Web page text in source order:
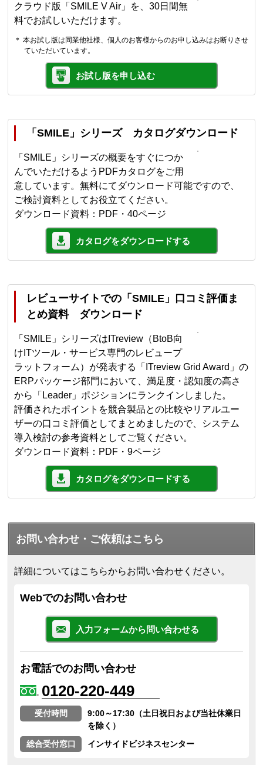
クラウド版「SMILE V Air」を、30日間無
料でお試しいただけます。
＊ 本お試し版は同業他社様、個人のお客様からのお申し込みはお断りさせ
ていただいています。
お試し版を申し込む
「SMILE」シリーズ カタログダウンロード
「SMILE」シリーズの概要をすぐにつか
んでいただけるようPDFカタログをご用
意しています。無料にてダウンロード可能ですので、
ご検討資料としてお役立てください。
ダウンロード資料：PDF・40ページ
カタログをダウンロードする
レビューサイトでの「SMILE」口コミ評価ま
とめ資料 ダウンロード
「SMILE」シリーズはITreview（BtoB向
けITツール・サービス専門のレビュープ
ラットフォーム）が発表する「ITreview Grid Award」の
ERPパッケージ部門において、満足度・認知度の高さ
から「Leader」ポジションにランクインしました。
評価されたポイントを競合製品との比較やリアルユー
ザーの口コミ評価としてまとめましたので、システム
導入検討の参考資料としてご覧ください。
ダウンロード資料：PDF・9ページ
カタログをダウンロードする
お問い合わせ・ご依頼はこちら
詳細についてはこちらからお問い合わせください。
Webでのお問い合わせ
入力フォームから問い合わせる
お電話でのお問い合わせ
0120-220-449
受付時間
9:00～17:30（土日祝日および当社休業日
を除く）
総合受付窓口
インサイドビジネスセンター